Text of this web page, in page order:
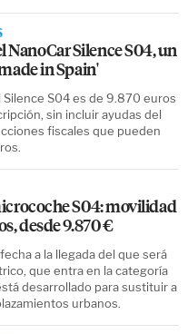
NanoCar Silence S04, un
in Spain'
Silence S04 es de 9.870 euros
sin incluir ayudas del
fiscales que pueden
S04: movilidad
desde 9.870 €
a la llegada del que será
que entra en la categoría
desarrollado para sustituir a
urbanos.